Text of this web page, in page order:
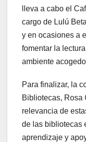
lleva a cabo el
cargo de Lulú
y en ocasiones a
fomentar la
ambiente
Para finalizar, la
Bibliotecas, Rosa
relevancia de
de las bibliotecas
aprendizaje y